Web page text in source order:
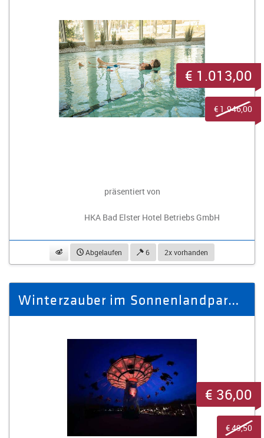
präsentiert von
HKA Bad Elster Hotel Betriebs GmbH
beobachtenAbgelaufen 6 2x vorhanden
€ 1.013,00
€ 1.946,00
Winterzauber im Sonnenlandpark - Ausflug Winter 2025/26 für 3 Personen
€ 36,00
€ 49,50